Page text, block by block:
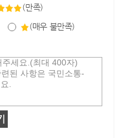
(만족)
(매우 불만족)